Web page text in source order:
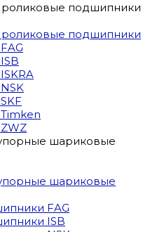
подшипники
подшипники
шариковые
шариковые
FAG
ISB